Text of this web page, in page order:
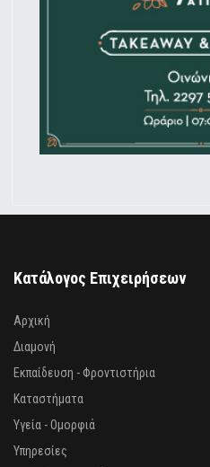
Κατάλογος Επιχειρήσεων
Αρχική
Διαμονή
Εκπαίδευση - Φροντιστήρια
Καταστήματα
Υγεία - Ομορφιά
Υπηρεσίες